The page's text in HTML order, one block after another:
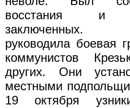
восстания и
заключенных.
руководила боевая
коммунистов
других. Они
местными
19 октября